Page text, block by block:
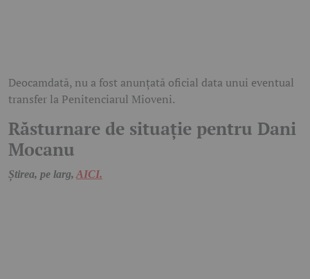
Deocamdată, nu a fost anunțată oficial data unui eventual
transfer la Penitenciarul Mioveni.
Răsturnare de situație pentru Dani
Mocanu
Știrea, pe larg, AICI.